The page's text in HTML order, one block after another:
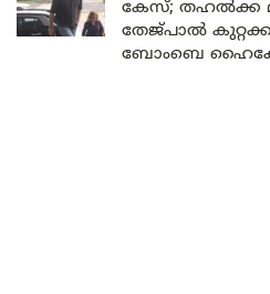
കേസ്; തഹൽക്ക
തേജ്പാൽ
ബോംബെ